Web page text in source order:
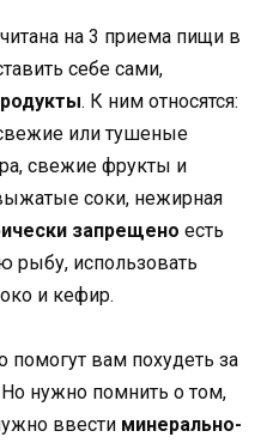
на 3 приема пищи в
себе сами,
. К ним относятся:
или тушеные
свежие фрукты и
соки, нежирная
запрещено есть
рыбу, использовать
и кефир.
помогут вам похудеть за
нужно помнить о том,
ввести минерально-